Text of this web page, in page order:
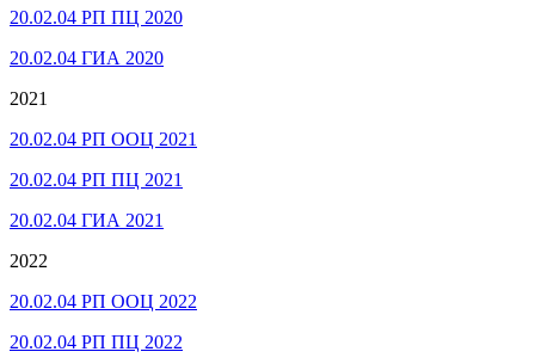
20.02.04 РП ПЦ 2020
20.02.04 ГИА 2020
2021
20.02.04 РП ООЦ 2021
20.02.04 РП ПЦ 2021
20.02.04 ГИА 2021
2022
20.02.04 РП ООЦ 2022
20.02.04 РП ПЦ 2022